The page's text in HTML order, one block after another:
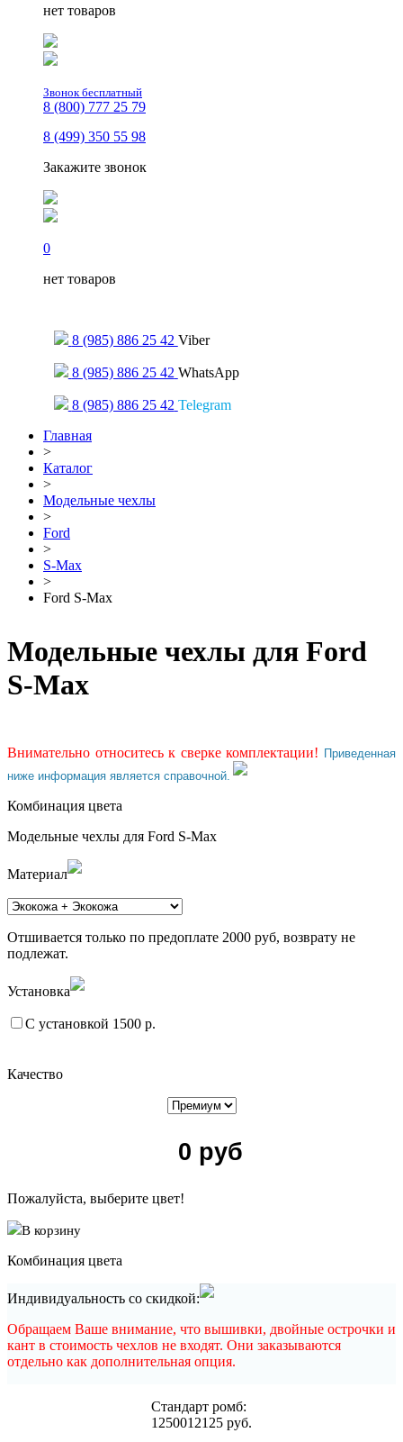
нет товаров
Звонок бесплатный
8 (800) 777 25 79
8 (499) 350 55 98
Закажите звонок
0
нет товаров
8 (985) 886 25 42 Viber
8 (985) 886 25 42 WhatsApp
8 (985) 886 25 42 Telegram
Главная
>
Каталог
>
Модельные чехлы
>
Ford
>
S-Max
>
Ford S-Max
Модельные чехлы для Ford
S-Max
Внимательно относитесь к сверке комплектации! Приведенная
ниже информация является справочной.
Комбинация цвета
Модельные чехлы для Ford S-Max
Материал
Отшивается только по предоплате 2000 руб, возврату не
подлежат.
Установка
С установкой 1500 р.
Качество
0 руб
Пожалуйста, выберите цвет!
В корзину
Комбинация цвета
Индивидуальность со скидкой:
Обращаем Ваше внимание, что вышивки, двойные острочки и
кант в стоимость чехлов не входят. Они заказываются
отдельно как дополнительная опция.
Cтандарт ромб:
1250012125 руб.